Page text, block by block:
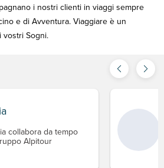
i nostri clienti in viaggi sempre
e di Avventura. Viaggiare è un
vostri Sogni.
collabora da tempo
Alpitour